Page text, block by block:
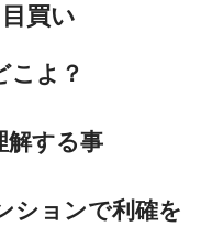
買い
こよ？
解する事
ションで利確を